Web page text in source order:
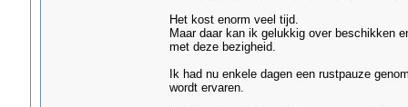
Het kost enorm veel tijd.
Maar daar kan ik gelukkig over beschikken
met deze bezigheid.
Ik had nu enkele dagen een rustpauze
wordt ervaren.